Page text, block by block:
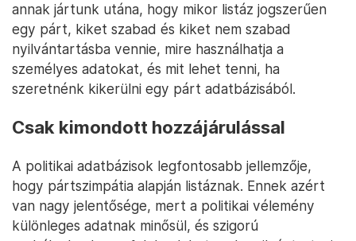
annak jártunk utána, hogy mikor listáz jogszerűen
egy párt, kiket szabad és kiket nem szabad
nyilvántartásba vennie, mire használhatja a
személyes adatokat, és mit lehet tenni, ha
szeretnénk kikerülni egy párt adatbázisából.
Csak kimondott hozzájárulással
A politikai adatbázisok legfontosabb jellemzője,
hogy pártszimpátia alapján listáznak. Ennek azért
van nagy jelentősége, mert a politikai vélemény
különleges adatnak minősül, és szigorú